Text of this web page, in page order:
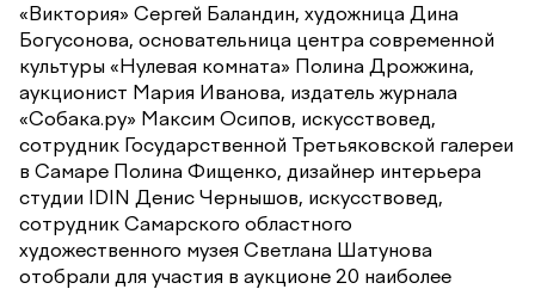
«Виктория» Сергей Баландин, художница Дина
Богусонова, основательница центра современной
культуры «Нулевая комната» Полина Дрожжина,
аукционист Мария Иванова, издатель журнала
«Собака.ру» Максим Осипов, искусствовед,
сотрудник Государственной Третьяковской галереи
в Самаре Полина Фищенко, дизайнер интерьера
студии IDIN Денис Чернышов, искусствовед,
сотрудник Самарского областного
художественного музея Светлана Шатунова
отобрали для участия в аукционе 20 наиболее